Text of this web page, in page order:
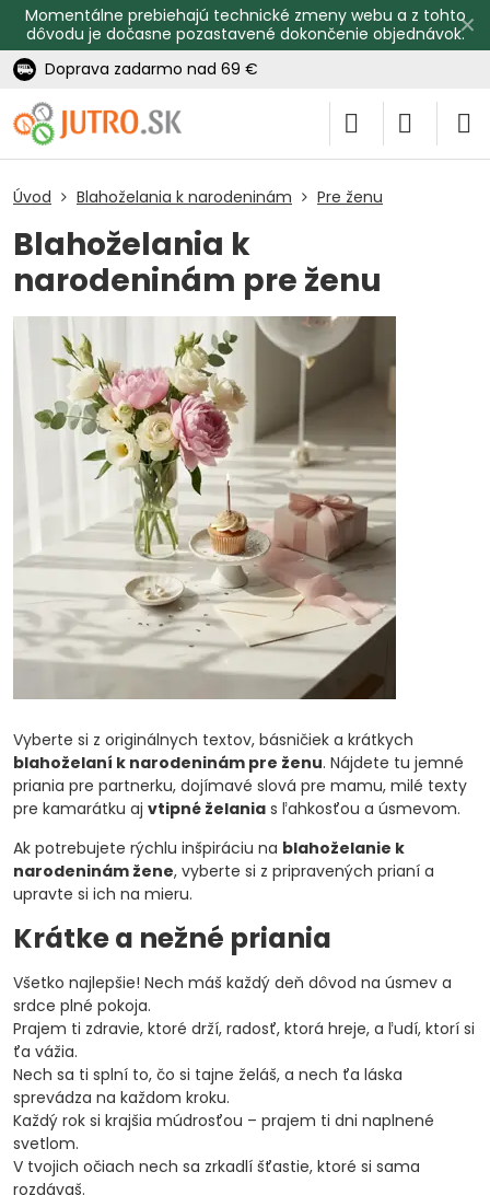
✕
Momentálne prebiehajú technické zmeny webu a z tohto
dôvodu je dočasne pozastavené dokončenie objednávok.
Doprava zadarmo nad 69 €
Úvod Blahoželania k narodeninám Pre ženu
Blahoželania k
narodeninám pre ženu
Vyberte si z originálnych textov, básničiek a krátkych
blahoželaní k narodeninám pre ženu. Nájdete tu jemné
priania pre partnerku, dojímavé slová pre mamu, milé texty
pre kamarátku aj vtipné želania s ľahkosťou a úsmevom.
Ak potrebujete rýchlu inšpiráciu na blahoželanie k
narodeninám žene, vyberte si z pripravených prianí a
upravte si ich na mieru.
Krátke a nežné priania
Všetko najlepšie! Nech máš každý deň dôvod na úsmev a
srdce plné pokoja.
Prajem ti zdravie, ktoré drží, radosť, ktorá hreje, a ľudí, ktorí si
ťa vážia.
Nech sa ti splní to, čo si tajne želáš, a nech ťa láska
sprevádza na každom kroku.
Každý rok si krajšia múdrosťou – prajem ti dni naplnené
svetlom.
V tvojich očiach nech sa zrkadlí šťastie, ktoré si sama
rozdávaš.